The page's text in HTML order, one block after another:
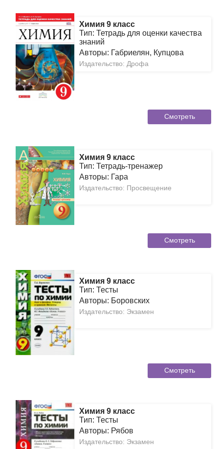
Химия 9 класс
Тип: Тетрадь для оценки качества
знаний
Авторы: Габриелян, Купцова
Издательство: Дрофа
Смотреть
Химия 9 класс
Тип: Тетрадь-тренажер
Авторы: Гара
Издательство: Просвещение
Смотреть
Химия 9 класс
Тип: Тесты
Авторы: Боровских
Издательство: Экзамен
Смотреть
Химия 9 класс
Тип: Тесты
Авторы: Рябов
Издательство: Экзамен